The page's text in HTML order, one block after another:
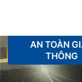
AN TOÀN
THÔNG